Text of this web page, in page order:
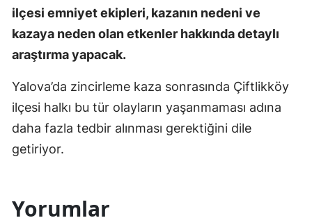
ilçesi emniyet ekipleri, kazanın nedeni ve
kazaya neden olan etkenler hakkında detaylı
araştırma yapacak.
Yalova’da zincirleme kaza sonrasında Çiftlikköy
ilçesi halkı bu tür olayların yaşanmaması adına
daha fazla tedbir alınması gerektiğini dile
getiriyor.
Yorumlar